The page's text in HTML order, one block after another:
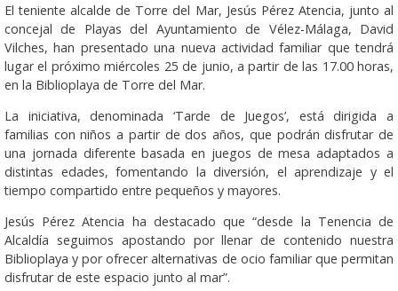
El teniente alcalde de Torre del Mar, Jesús Pérez Atencia, junto al
concejal de Playas del Ayuntamiento de Vélez-Málaga, David
Vilches, han presentado una nueva actividad familiar que tendrá
lugar el próximo miércoles 25 de junio, a partir de las 17.00 horas,
en la Biblioplaya de Torre del Mar.
La iniciativa, denominada ‘Tarde de Juegos’, está dirigida a
familias con niños a partir de dos años, que podrán disfrutar de
una jornada diferente basada en juegos de mesa adaptados a
distintas edades, fomentando la diversión, el aprendizaje y el
tiempo compartido entre pequeños y mayores.
Jesús Pérez Atencia ha destacado que “desde la Tenencia de
Alcaldía seguimos apostando por llenar de contenido nuestra
Biblioplaya y por ofrecer alternativas de ocio familiar que permitan
disfrutar de este espacio junto al mar”.